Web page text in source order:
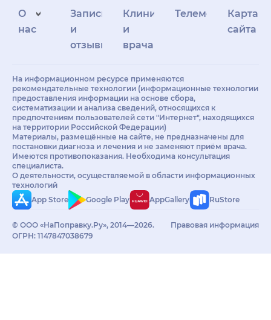
О
нас
Запись
и
отзывы
Клиникам
и
врачам
Телемедицина
Карта
сайта
На информационном ресурсе применяются
рекомендательные технологии (информационные технологии
предоставления информации на основе сбора,
систематизации и анализа сведений, относящихся к
предпочтениям пользователей сети "Интернет", находящихся
на территории Российской Федерации)
Материалы, размещённые на сайте, не предназначены для
постановки диагноза и лечения и не заменяют приём врача.
Имеются противопоказания. Необходима консультация
специалиста.
О деятельности, осуществляемой в области информационных
технологий
App Store
Google Play AppGallery RuStore
© ООО «НаПоправку.Ру», 2014—2026.
ОГРН: 1147847038679
Правовая информация